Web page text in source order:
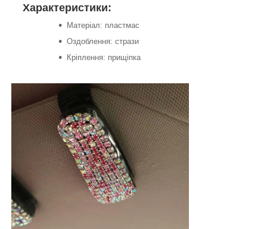
Характеристики:
Матеріал: пластмас
Оздоблення: стрази
Кріплення: прищіпка